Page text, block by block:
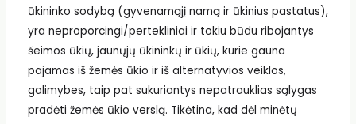
ūkininko sodybą (gyvenamąjį namą ir ūkinius pastatus),
yra neproporcingi/pertekliniai ir tokiu būdu ribojantys
šeimos ūkių, jaunųjų ūkininkų ir ūkių, kurie gauna
pajamas iš žemės ūkio ir iš alternatyvios veiklos,
galimybes, taip pat sukuriantys nepatrauklias sąlygas
pradėti žemės ūkio verslą. Tikėtina, kad dėl minėtų